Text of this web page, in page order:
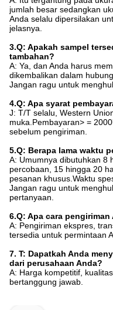
jumlah besar sedangkan
Anda selalu dipersilakan
jelasnya.
3.Q: Apakah sampel
tambahan?
A: Ya, dan Anda harus
dikembalikan dalam
Jangan ragu untuk
4.Q: Apa syarat
J: T/T selalu, Western
muka.Pembayaran> =
sebelum pengiriman.
5.Q: Berapa lama waktu
A: Umumnya dibutuhkan 8
percobaan, 15 hingga 20
pesanan khusus.Waktu
Jangan ragu untuk
pertanyaan.
6.Q: Apa cara pengiriman
A: Pengiriman ekspres,
tersedia untuk permintaan
7. T: Dapatkah Anda
dari perusahaan Anda?
A: Harga kompetitif,
bertanggung jawab.